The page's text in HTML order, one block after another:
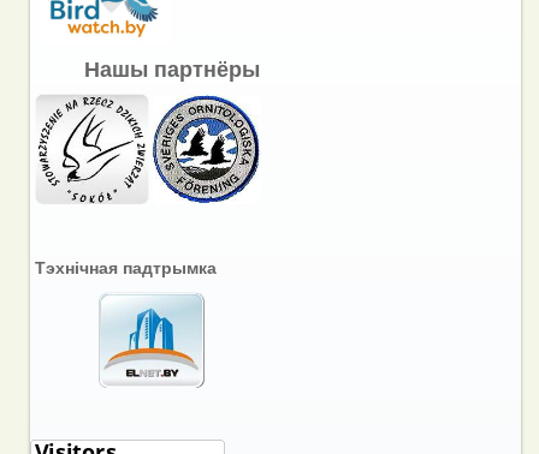
Нашы партнёры
Тэхнічная падтрымка